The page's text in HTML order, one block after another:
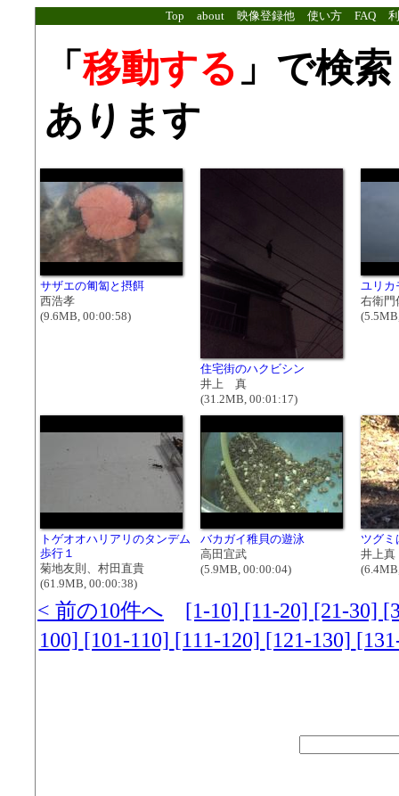
Top about 映像登録他 使い方 FAQ
「移動する 」で検
あります
サザエの匍匐と摂餌
西浩孝
(9.6MB, 00:00:58)
住宅街のハクビシン
井上 真
(31.2MB, 00:01:17)
ユリカ
右衛門
トゲオオハリアリのタンデム
歩行１
菊地友則、村田直貴
(61.9MB, 00:00:38)
バカガイ稚貝の遊泳
高田宜武
(5.9MB, 00:00:04)
ツグミ
井上真
< 前の10件へ [1-10] [11-20] [21-30]
100] [101-110] [111-120] [121-130]